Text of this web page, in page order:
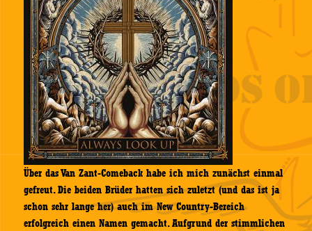
Über das Van Zant-Comeback habe ich mich zunächst einmal
gefreut. Die beiden Brüder hatten sich zuletzt (und das ist ja
schon sehr lange her) auch im New Country-Bereich
erfolgreich einen Namen gemacht. Aufgrund der stimmlichen